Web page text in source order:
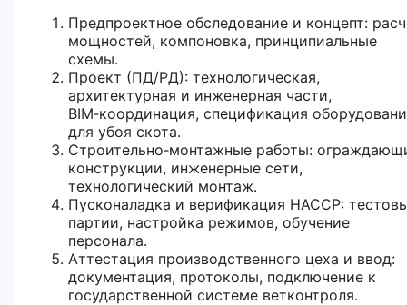
Предпроектное обследование и концепт:
мощностей, компоновка, принципиальные
схемы.
Проект (ПД/РД): технологическая,
архитектурная и инженерная части,
BIM‑координация, спецификация
для убоя скота.
Строительно‑монтажные работы:
конструкции, инженерные сети,
технологический монтаж.
Пусконаладка и верификация HACCP:
партии, настройка режимов, обучение
персонала.
Аттестация производственного цеха и ввод:
документация, протоколы, подключение к
государственной системе ветконтроля.